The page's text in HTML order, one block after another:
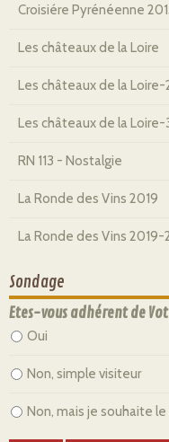
Croisiére Pyrénéenne
Les châteaux de la Loire
Les châteaux de la Loire-
Les châteaux de la Loire-
RN 113 - Nostalgie
La Ronde des Vins 2019
La Ronde des Vins 2019-
Sondage
Etes-vous adhérent de
Oui
Non, simple visiteur
Non, mais je souhaite